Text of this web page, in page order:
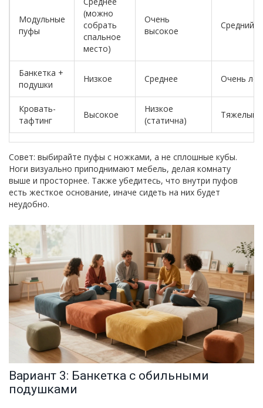
Модульные
пуфы
(можно
собрать
спальное
место)
Очень
высокое
Средний
Банкетка +
подушки
Низкое Среднее Очень
Кровать-
тафтинг
Высокое
Низкое
(статична)
Тяжелый
Совет: выбирайте пуфы с ножками, а не сплошные кубы.
Ноги визуально приподнимают мебель, делая комнату
выше и просторнее. Также убедитесь, что внутри пуфов
есть жесткое основание, иначе сидеть на них будет
неудобно.
Вариант 3: Банкетка с обильными
подушками